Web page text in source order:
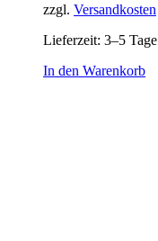
zzgl. Versandkosten
Lieferzeit: 3–5 Tage
In den Warenkorb